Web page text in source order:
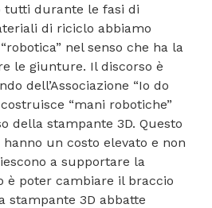
tutti durante le fasi di
di riciclo abbiamo
nel senso che ha la
le giunture. Il discorso è
dell’Associazione “Io do
“mani robotiche”
della stampante 3D. Questo
un costo elevato e non
a supportare la
è poter cambiare il braccio
stampante 3D abbatte